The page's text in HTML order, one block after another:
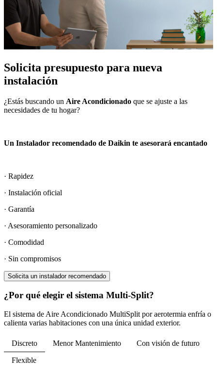
Solicita presupuesto para nueva
instalación
¿Estás buscando un Aire Acondicionado que se ajuste a las
necesidades de tu hogar?
Un Instalador recomendado de Daikin te asesorará encantado
· Rapidez
· Instalación oficial
· Garantía
· Asesoramiento personalizado
· Comodidad
· Sin compromisos
Solicita un instalador recomendado
¿Por qué elegir el sistema Multi-Split?
El sistema de Aire Acondicionado MultiSplit por aerotermia enfría o
calienta varias habitaciones con una única unidad exterior.
Discreto Menor Mantenimiento Con visión de futuro
Flexible